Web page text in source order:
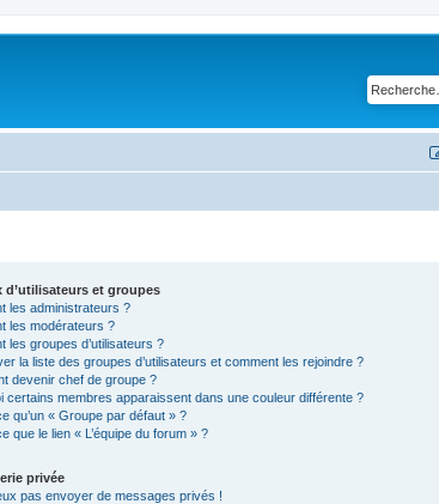
d’utilisateurs et groupes
les administrateurs ?
les modérateurs ?
les groupes d’utilisateurs ?
la liste des groupes d’utilisateurs et comment les rejoindre ?
devenir chef de groupe ?
certains membres apparaissent dans une couleur différente ?
qu’un « Groupe par défaut » ?
que le lien « L’équipe du forum » ?
privée
pas envoyer de messages privés !